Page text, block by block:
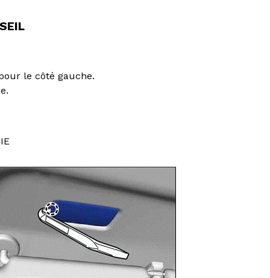
le côté gauche.